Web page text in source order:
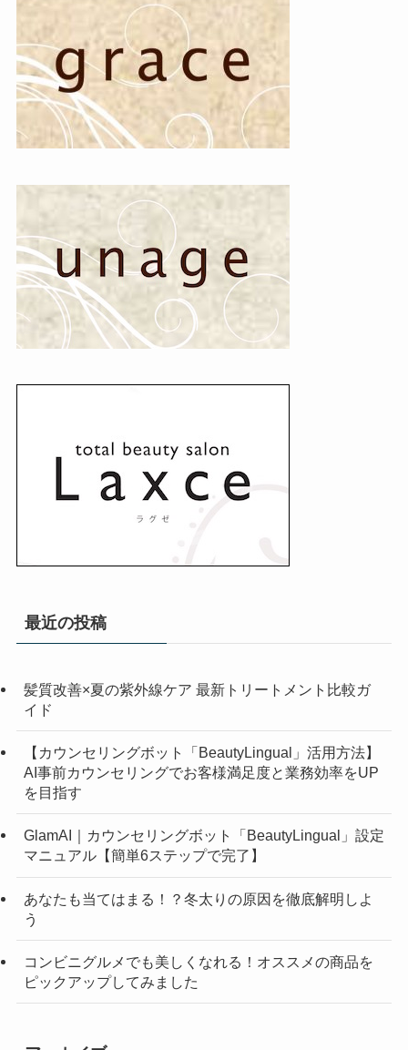
最近の投稿
髪質改善×夏の紫外線ケア 最新トリートメント比較ガ
イド
【カウンセリングボット「BeautyLingual」活用方法】
AI事前カウンセリングでお客様満足度と業務効率をUP
を目指す
GlamAI｜カウンセリングボット「BeautyLingual」設定
マニュアル【簡単6ステップで完了】
あなたも当てはまる！？冬太りの原因を徹底解明しよ
う
コンビニグルメでも美しくなれる！オススメの商品を
ピックアップしてみました